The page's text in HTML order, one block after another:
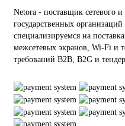
Netora - поставщик сетевого
государственных
специализируемся на
межсетевых экранов, Wi-Fi и
требований B2B, B2G и